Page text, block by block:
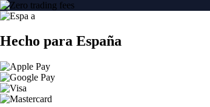
Hecho para España